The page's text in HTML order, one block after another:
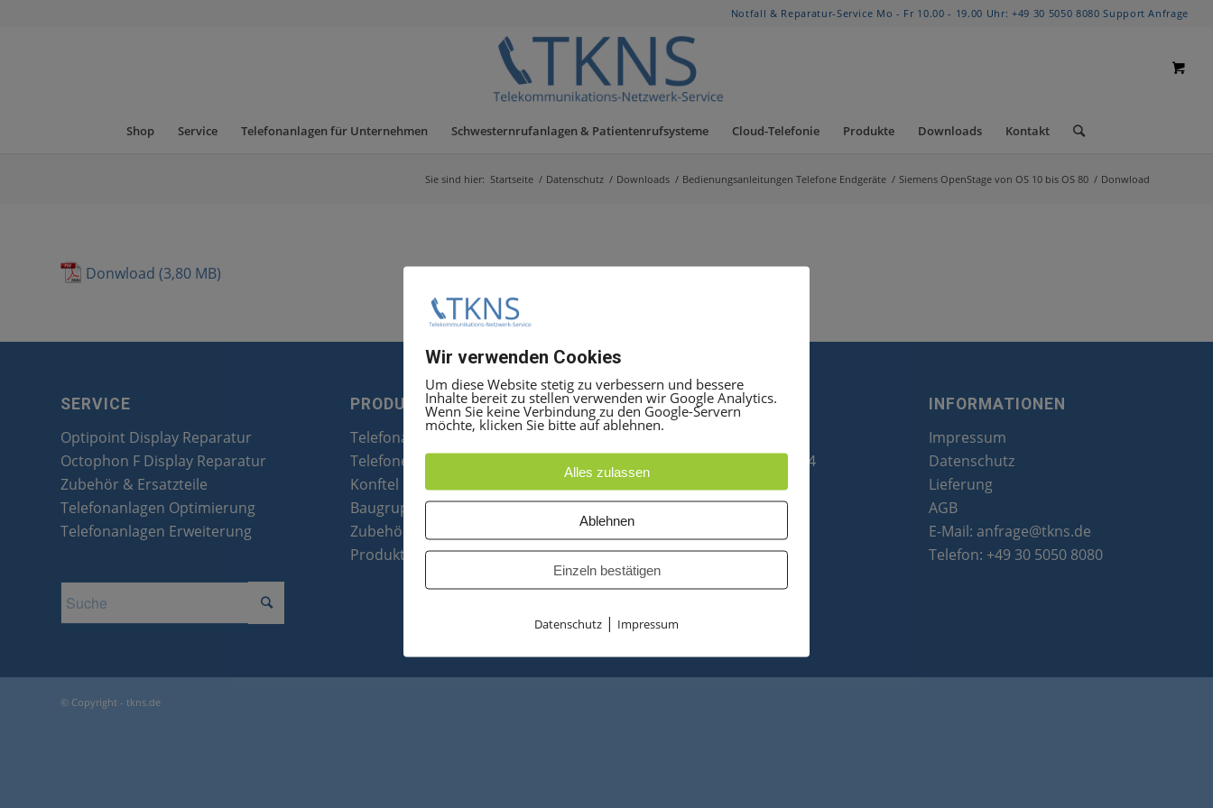
Notfall & Reparatur-Service Mo - Fr 10.00 - 19.00 Uhr: +49 30 5050 8080 Support Anfrage
Shop Service Telefonanlagen für Unternehmen Schwesternrufanlagen & Patientenrufsysteme Cloud-Telefonie Produkte Downloads Kontakt
Sie sind hier: Startseite / Datenschutz / Downloads / Bedienungsanleitungen Telefone Endgeräte / Siemens OpenStage von OS 10 bis OS 80 / Donwload
Donwload
SERVICE
Optipoint Display Reparatur
Octophon F Display Reparatur
Zubehör & Ersatzteile
Telefonanlagen Optimierung
Telefonanlagen Erweiterung
PRODUKTE
Telefonanlagen
Telefone
Konftel Konferenztelefone
Baugruppen
Zubehör & Ersatzteile
Produktzusammenfassung
PARTNER
Telefonanlagen Service 24
Octopus F
Starke Power
Entrümplungsservice
INFORMATIONEN
Impressum
Datenschutz
Lieferung
AGB
E-Mail: anfrage@tkns.de
Telefon: +49 30 5050 8080
© Copyright - tkns.de
Wir verwenden Cookies
Um diese Website stetig zu verbessern und bessere
Inhalte bereit zu stellen verwenden wir Google Analytics.
Wenn Sie keine Verbindung zu den Google-Servern
möchte, klicken Sie bitte auf ablehnen.
Alles zulassen
Ablehnen
Einzeln bestätigen
Datenschutz | Impressum